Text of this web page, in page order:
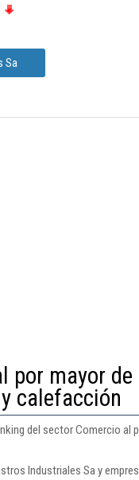
Sa
por mayor
calefacción
del sector Comercio
Industriales Sa y